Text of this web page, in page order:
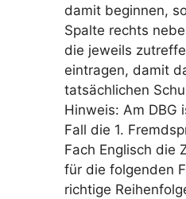
damit beginnen,
Spalte rechts
die jeweils
eintragen, damit
tatsächlichen
Hinweis: Am DBG
Fall die 1.
Fach Englisch die
für die folgenden
richtige